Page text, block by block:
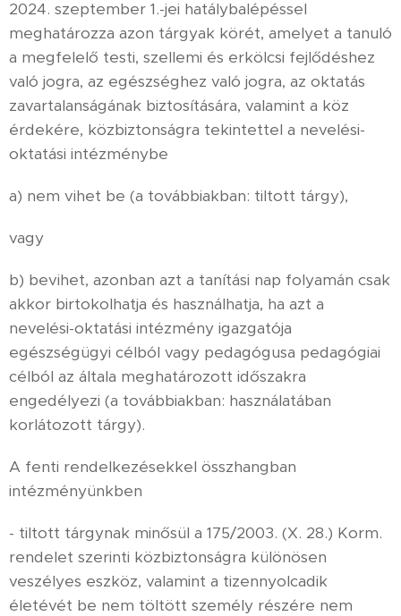
2024. szeptember 1.-jei hatálybalépéssel
meghatározza azon tárgyak körét, amelyet a tanuló
a megfelelő testi, szellemi és erkölcsi fejlődéshez
való jogra, az egészséghez való jogra, az oktatás
zavartalanságának biztosítására, valamint a köz
érdekére, közbiztonságra tekintettel a nevelési-
oktatási intézménybe
a) nem vihet be (a továbbiakban: tiltott tárgy),
vagy
b) bevihet, azonban azt a tanítási nap folyamán csak
akkor birtokolhatja és használhatja, ha azt a
nevelési-oktatási intézmény igazgatója
egészségügyi célból vagy pedagógusa pedagógiai
célból az általa meghatározott időszakra
engedélyezi (a továbbiakban: használatában
korlátozott tárgy).
A fenti rendelkezésekkel összhangban
intézményünkben
- tiltott tárgynak minősül a 175/2003. (X. 28.) Korm.
rendelet szerinti közbiztonságra különösen
veszélyes eszköz, valamint a tizennyolcadik
életévét be nem töltött személy részére nem